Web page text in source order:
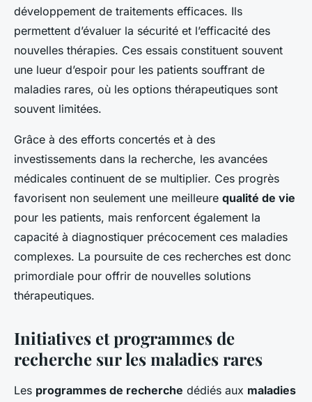
développement de traitements efficaces. Ils
permettent d’évaluer la sécurité et l’efficacité des
nouvelles thérapies. Ces essais constituent souvent
une lueur d’espoir pour les patients souffrant de
maladies rares, où les options thérapeutiques sont
souvent limitées.
Grâce à des efforts concertés et à des
investissements dans la recherche, les avancées
médicales continuent de se multiplier. Ces progrès
favorisent non seulement une meilleure qualité de vie
pour les patients, mais renforcent également la
capacité à diagnostiquer précocement ces maladies
complexes. La poursuite de ces recherches est donc
primordiale pour offrir de nouvelles solutions
thérapeutiques.
Initiatives et programmes de
recherche sur les maladies rares
Les programmes de recherche dédiés aux maladies